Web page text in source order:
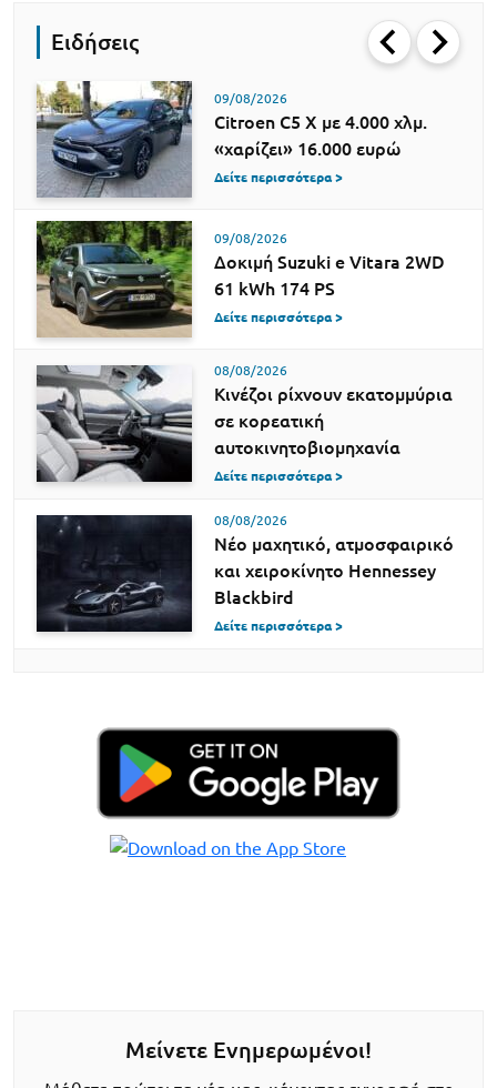
Ειδήσεις
09/08/2026
Citroen C5 X με 4.000 χλμ.
«χαρίζει» 16.000 ευρώ
Δείτε περισσότερα >
09/08/2026
Δοκιμή Suzuki e Vitara 2WD
61 kWh 174 PS
Δείτε περισσότερα >
08/08/2026
Κινέζοι ρίχνουν εκατομμύρια
σε κορεατική
αυτοκινητοβιομηχανία
Δείτε περισσότερα >
08/08/2026
Νέο μαχητικό, ατμοσφαιρικό
και χειροκίνητο Hennessey
Blackbird
Δείτε περισσότερα >
Μείνετε Ενημερωμένοι!